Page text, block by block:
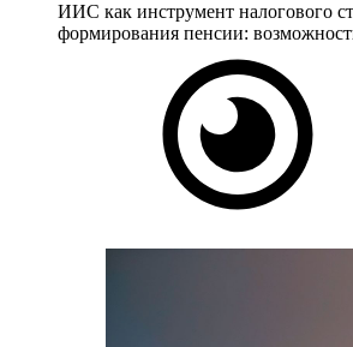
ИИС как инструмент налогового
формирования пенсии: